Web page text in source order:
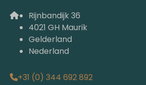
Rijnbandijk 36
4021 GH Maurik
Gelderland
Nederland
+31 (0) 344 692 892